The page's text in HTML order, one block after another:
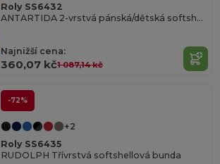
Roly SS6432
ANTARTIDA 2-vrstvá pánská/dětská softshellová bunda
Najnižší cena:
360,07 kč1 087,14 kč
-72%
+2
Roly SS6435
RUDOLPH Třívrstvá softshellová bunda